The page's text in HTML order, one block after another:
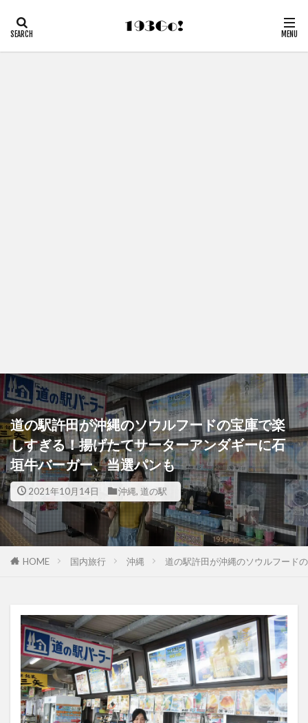
道の駅許田が沖縄のソウルフードの宝庫で楽
しすぎる！揚げたてサーターアンダギーに石
垣牛バーガー、当選パンも
2021年10月14日 沖縄, 道の駅
HOME 国内旅行 沖縄 道の駅許田が沖縄のソウルフード